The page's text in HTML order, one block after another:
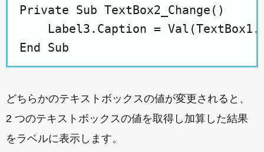
Private Sub TextBox2_Change()
Label3.Caption =
どちらかのテキストボックスの値が変更されると、
2 つのテキストボックスの値を取得し加算した結果
をラベルに表示します。